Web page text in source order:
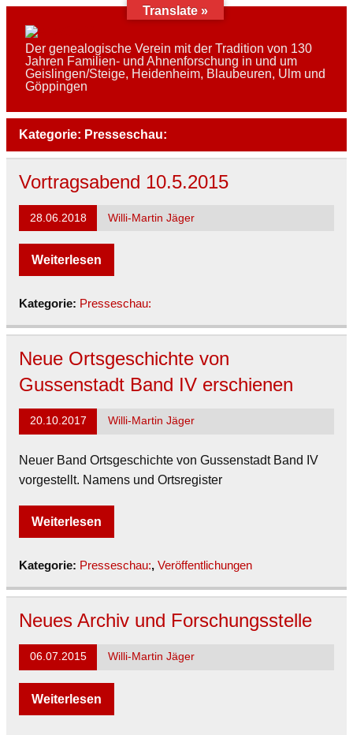
Skip
content
AFAG e.V.
Der genealogische Verein mit der Tradition von 130
Jahren Familien- und Ahnenforschung in und um
Geislingen/Steige, Heidenheim, Blaubeuren, Ulm und
Göppingen
Kategorie: Presseschau:
Vortragsabend 10.5.2015
28.06.2018 Willi-Martin Jäger
Weiterlesen
Kategorie: Presseschau:
Neue Ortsgeschichte von
Gussenstadt Band IV erschienen
20.10.2017 Willi-Martin Jäger
Neuer Band Ortsgeschichte von Gussenstadt Band IV
vorgestellt. Namens und Ortsregister
Weiterlesen
Kategorie: Presseschau:, Veröffentlichungen
Neues Archiv und Forschungsstelle
06.07.2015 Willi-Martin Jäger
Weiterlesen
Translate »